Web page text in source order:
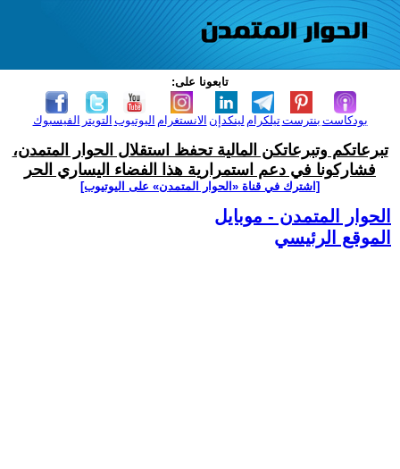
تابعونا على:
الفيسبوك التويتر اليوتيوب الانستغرام لينكدإن تيلكرامبنترست بودكاست
تبرعاتكم وتبرعاتكن المالية تحفظ استقلال الحوار المتمدن،
فشاركونا في دعم استمرارية هذا الفضاء اليساري الحر
[اشترك في قناة ‫«الحوار المتمدن» على اليوتيوب]
الحوار المتمدن - موبايل
الموقع الرئيسي